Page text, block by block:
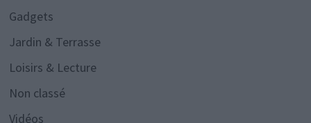
Gadgets
Jardin & Terrasse
Loisirs & Lecture
Non classé
Vidéos